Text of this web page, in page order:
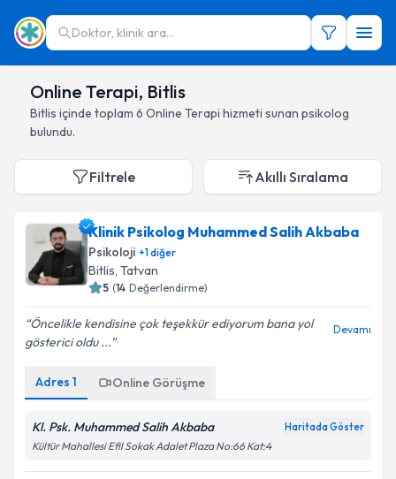
Doktor, klinik ara...
Online Terapi, Bitlis
Bitlis içinde toplam 6 Online Terapi hizmeti sunan psikolog
bulundu.
Filtrele Akıllı Sıralama
Klinik Psikolog Muhammed Salih Akbaba
Psikoloji +1diğer
Bitlis, Tatvan
5 (14 Değerlendirme)
Öncelikle kendisine çok teşekkür ediyorum bana yol
gösterici oldu ...
Devamı
Adres 1 Online Görüşme
Kl. Psk. Muhammed Salih Akbaba Haritada Göster
Kültür Mahallesi Efil Sokak Adalet Plaza No:66 Kat:4